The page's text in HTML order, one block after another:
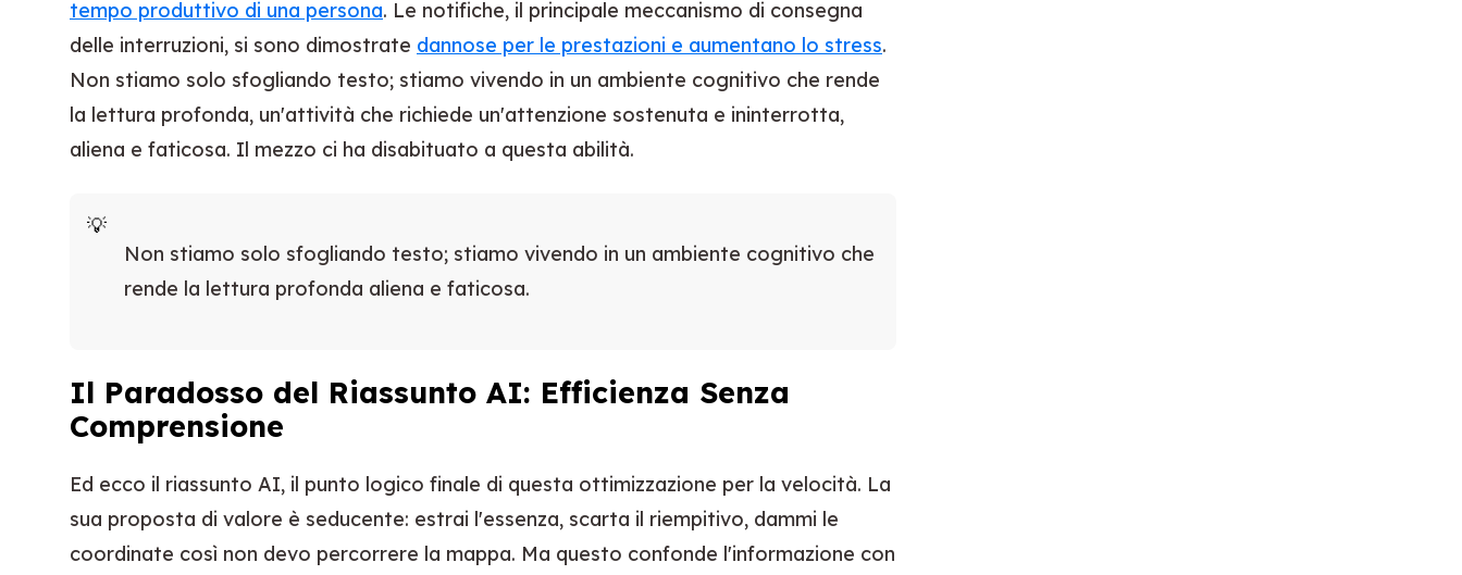
tempo produttivo di una persona. Le notifiche, il principale meccanismo di consegna
delle interruzioni, si sono dimostrate dannose per le prestazioni e aumentano lo stress.
Non stiamo solo sfogliando testo; stiamo vivendo in un ambiente cognitivo che rende
la lettura profonda, un'attività che richiede un'attenzione sostenuta e ininterrotta,
aliena e faticosa. Il mezzo ci ha disabituato a questa abilità.
Non stiamo solo sfogliando testo; stiamo vivendo in un ambiente cognitivo che
rende la lettura profonda aliena e faticosa.
Il Paradosso del Riassunto AI: Efficienza Senza
Comprensione
Ed ecco il riassunto AI, il punto logico finale di questa ottimizzazione per la velocità. La
sua proposta di valore è seducente: estrai l'essenza, scarta il riempitivo, dammi le
coordinate così non devo percorrere la mappa. Ma questo confonde l'informazione con